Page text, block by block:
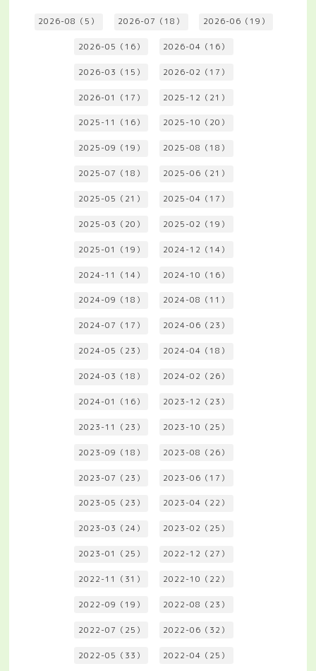
2026-08（5） 2026-07（18） 2026-06（19）
2026-05（16） 2026-04（16）
2026-03（15） 2026-02（17）
2026-01（17） 2025-12（21）
2025-11（16） 2025-10（20）
2025-09（19） 2025-08（18）
2025-07（18） 2025-06（21）
2025-05（21） 2025-04（17）
2025-03（20） 2025-02（19）
2025-01（19） 2024-12（14）
2024-11（14） 2024-10（16）
2024-09（18） 2024-08（11）
2024-07（17） 2024-06（23）
2024-05（23） 2024-04（18）
2024-03（18） 2024-02（26）
2024-01（16） 2023-12（23）
2023-11（23） 2023-10（25）
2023-09（18） 2023-08（26）
2023-07（23） 2023-06（17）
2023-05（23） 2023-04（22）
2023-03（24） 2023-02（25）
2023-01（25） 2022-12（27）
2022-11（31） 2022-10（22）
2022-09（19） 2022-08（23）
2022-07（25） 2022-06（32）
2022-05（33） 2022-04（25）